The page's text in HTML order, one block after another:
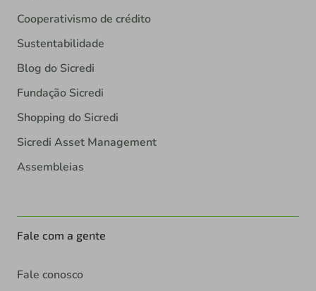
Cooperativismo de crédito
Sustentabilidade
Blog do Sicredi
Fundação Sicredi
Shopping do Sicredi
Sicredi Asset Management
Assembleias
Fale com a gente
Fale conosco